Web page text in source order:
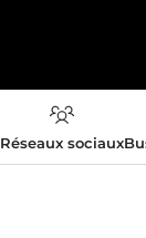
Réseaux sociaux